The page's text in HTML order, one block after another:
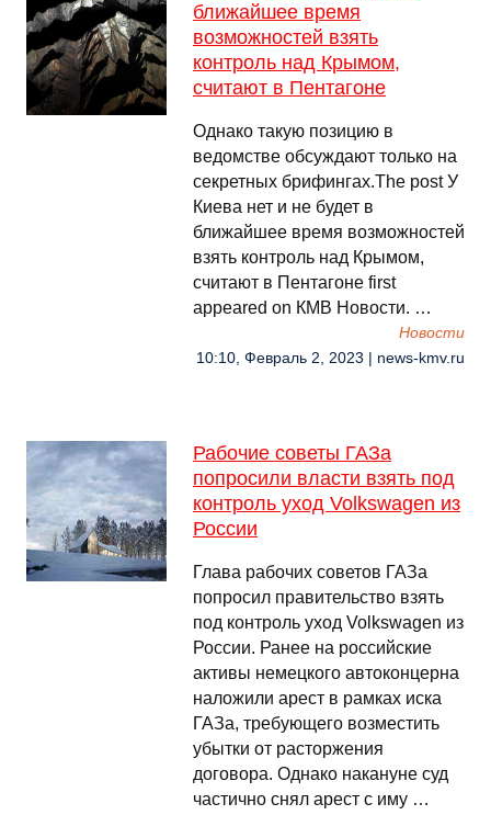
ближайшее время
возможностей взять
контроль над Крымом,
считают в Пентагоне
Однако такую позицию в
ведомстве обсуждают только на
секретных брифингах.The post У
Киева нет и не будет в
ближайшее время возможностей
взять контроль над Крымом,
считают в Пентагоне first
appeared on КМВ Новости. …
Новости
10:10, Февраль 2, 2023 | news-kmv.ru
Рабочие советы ГАЗа
попросили власти взять под
контроль уход Volkswagen из
России
Глава рабочих советов ГАЗа
попросил правительство взять
под контроль уход Volkswagen из
России. Ранее на российские
активы немецкого автоконцерна
наложили арест в рамках иска
ГАЗа, требующего возместить
убытки от расторжения
договора. Однако накануне суд
частично снял арест с иму …